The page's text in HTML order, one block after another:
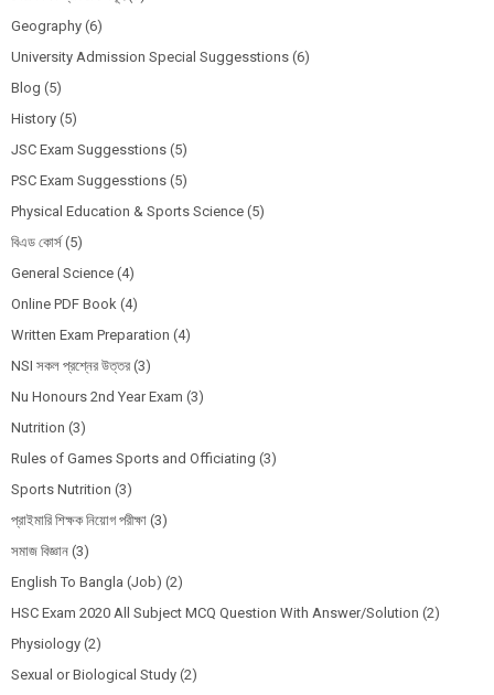
Geography (6)
University Admission Special Suggesstions (6)
Blog (5)
History (5)
JSC Exam Suggesstions (5)
PSC Exam Suggesstions (5)
Physical Education & Sports Science (5)
বিএড কোর্স (5)
General Science (4)
Online PDF Book (4)
Written Exam Preparation (4)
NSI সকল প্রশ্নের উত্তর (3)
Nu Honours 2nd Year Exam (3)
Nutrition (3)
Rules of Games Sports and Officiating (3)
Sports Nutrition (3)
প্রাইমারি শিক্ষক নিয়োগ পরীক্ষা (3)
সমাজ বিজ্ঞান (3)
English To Bangla (Job) (2)
HSC Exam 2020 All Subject MCQ Question With Answer/Solution (2)
Physiology (2)
Sexual or Biological Study (2)